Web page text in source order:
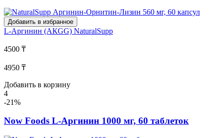
Добавить в избранное
L-Аргинин (АКGG) NaturalSupp
4500 ₸
4950 ₸
Добавить в корзину
4
-21%
Now Foods L-Аргинин 1000 мг, 60 таблеток